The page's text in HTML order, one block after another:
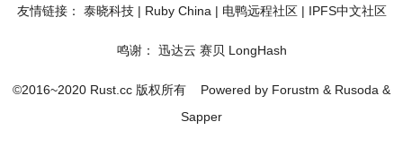
友情链接： 泰晓科技| Ruby China | 电鸭远程社区| IPFS中文社区
鸣谢： 迅达云 赛贝 LongHash
©2016~2020 Rust.cc 版权所有 Powered by Forustm & Rusoda &
Sapper